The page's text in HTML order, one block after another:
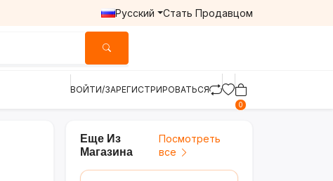
Русский Стать Продавцом
ВОЙТИ/ЗАРЕГИСТРИРОВАТЬСЯ
0
Еще Из
Магазина
Посмотреть
все